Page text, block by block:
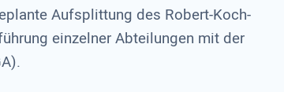
Aufsplittung des Robert-Koch-
einzelner Abteilungen mit der